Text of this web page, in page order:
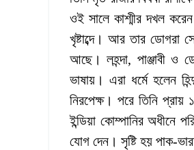
ওই সালে কাশ্মীর দখল
খৃষ্টাব্দে। আর তার ডোগরা
আছে। লহন্দা, পাঞ্জাবী ও
ভাষায়। এরা ধর্মে হলেন
নিরপেক্ষ। পরে তিনি প্রায়
ইন্ডিয়া কোম্পানির অধীনে
যোগ দেন। সৃষ্টি হয় পাক-